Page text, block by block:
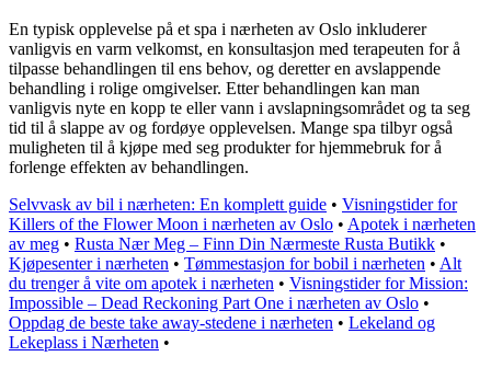
En typisk opplevelse på et spa i nærheten av Oslo inkluderer
vanligvis en varm velkomst, en konsultasjon med terapeuten for å
tilpasse behandlingen til ens behov, og deretter en avslappende
behandling i rolige omgivelser. Etter behandlingen kan man
vanligvis nyte en kopp te eller vann i avslapningsområdet og ta seg
tid til å slappe av og fordøye opplevelsen. Mange spa tilbyr også
muligheten til å kjøpe med seg produkter for hjemmebruk for å
forlenge effekten av behandlingen.
Selvvask av bil i nærheten: En komplett guide • Visningstider for
Killers of the Flower Moon i nærheten av Oslo • Apotek i nærheten
av meg • Rusta Nær Meg – Finn Din Nærmeste Rusta Butikk •
Kjøpesenter i nærheten • Tømmestasjon for bobil i nærheten • Alt
du trenger å vite om apotek i nærheten • Visningstider for Mission:
Impossible – Dead Reckoning Part One i nærheten av Oslo •
Oppdag de beste take away-stedene i nærheten • Lekeland og
Lekeplass i Nærheten •